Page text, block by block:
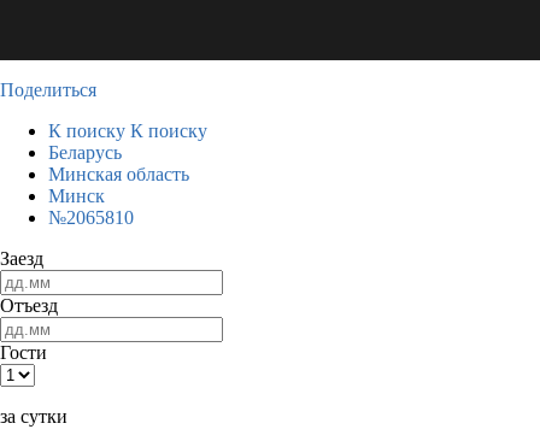
Поделиться
К поиску К поиску
Беларусь
Минская область
Минск
№2065810
Заезд
Отъезд
Гости
за сутки